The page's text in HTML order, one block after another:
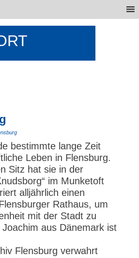
bestimmte lange Zeit
Leben in Flensburg.
Sitz hat sie in der
im Munketoft
alljährlich einen
Rathaus, um
mit der Stadt zu
aus Dänemark ist
Flensburg verwahrt